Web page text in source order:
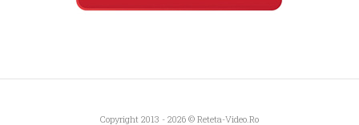
Copyright 2013 - 2026 © Reteta-Video.ro